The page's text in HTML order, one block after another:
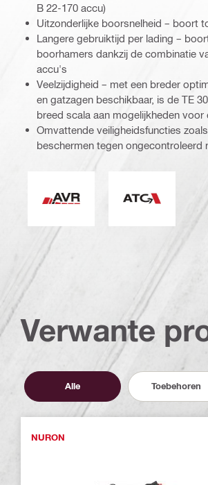
B 22-170 accu)
Uitzonderlijke boorsnelheid – boort
Langere gebruiktijd per lading –
boorhamers dankzij de combinatie
accu's
Veelzijdigheid – met een breder
en gatzagen beschikbaar, is de TE
breed scala aan mogelijkheden voor
Omvattende veiligheidsfuncties
beschermen tegen
Verwante
Alle Toebehoren
NURON